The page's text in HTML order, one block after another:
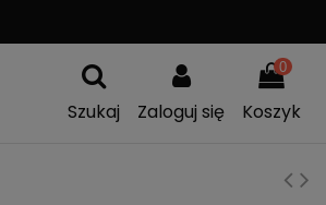
Szukaj
Zaloguj się
0
Koszyk